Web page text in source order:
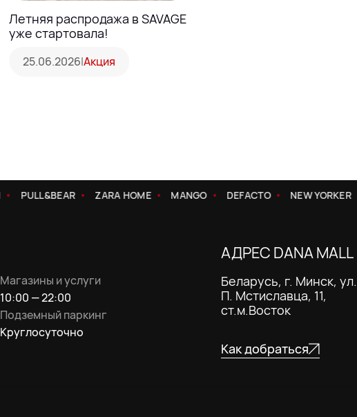
Летняя распродажа в SAVAGE
уже стартовала!
25.06.2026|Акция
PULL&BEAR ZARA HOME MANGO DEFACTO NEW YORKER
Магазины и услуги
10:00 — 22:00
Подземный паркинг
Круглосуточно
АДРЕС DANA MALL
Беларусь, г. Минск, ул.
П. Мстиславца, 11,
ст.м.Восток
Как добраться